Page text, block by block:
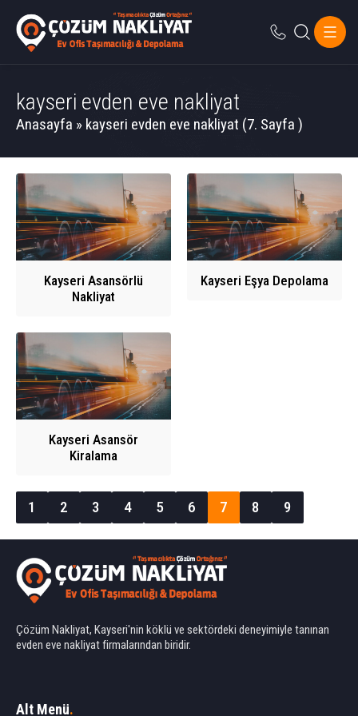
kayseri evden eve nakliyat
Anasayfa » kayseri evden eve nakliyat (7. Sayfa )
Kayseri Asansörlü
Nakliyat
Kayseri Eşya Depolama
Kayseri Asansör
Kiralama
1 2 3 4 5 6 7 8 9
Çözüm Nakliyat, Kayseri'nin köklü ve sektördeki deneyimiyle tanınan
evden eve nakliyat firmalarından biridir.
Alt Menü.